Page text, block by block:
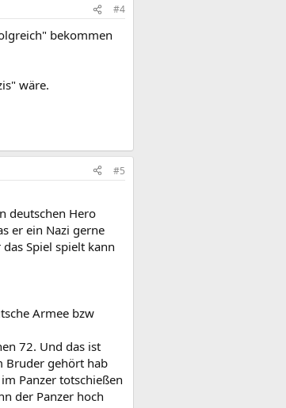
#4
bekommen
wäre.
#5
deutschen Hero
er ein Nazi gerne
Spiel spielt kann
Armee bzw
72. Und das ist
Bruder gehört hab
Panzer totschießen
der Panzer hoch